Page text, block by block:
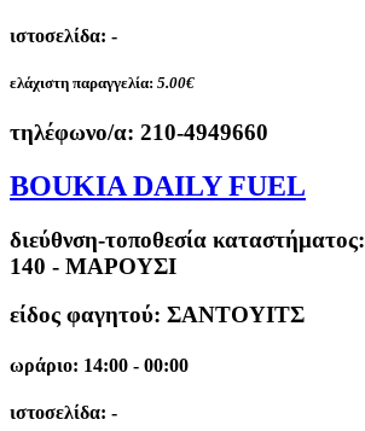
ιστοσελίδα: -
ελάχιστη παραγγελία: 5.00€
τηλέφωνο/α: 210-4949660
BOUKIA DAILY FUEL
διεύθνση-τοποθεσία καταστήματος:
140 - ΜΑΡΟΥΣΙ
είδος φαγητού: ΣΑΝΤΟΥΙΤΣ
ωράριο: 14:00 - 00:00
ιστοσελίδα: -